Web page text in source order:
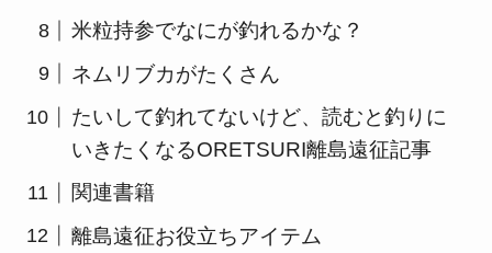
米粒持参でなにが釣れるかな？
ネムリブカがたくさん
たいして釣れてないけど、読むと釣りに
いきたくなるORETSURI離島遠征記事
関連書籍
離島遠征お役立ちアイテム